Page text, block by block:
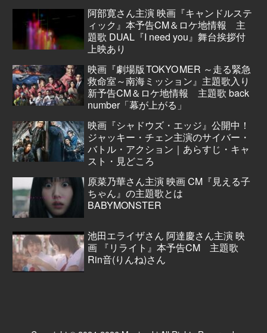
阿部寛さん主演 映画『キャンドルステ
ィック』本予告CM＆ロケ地情報 主
題歌 DUAL『I need you』舞台挨拶付
上映あり
映画『劇場版 TOKYO MER ～走る緊急
救命室～南海ミッション』主題歌入り
新予告CM＆ロケ地情報 主題歌 back
number「幕が上がる」
映画『シャドウズ・エッジ』公開中！
ジャッキー・チェン主演のサイバー・
バトル・アクション｜あらすじ・キャ
スト・見どころ
原菜乃華さん主演 映画 CM『見える子
ちゃん』の主題歌とは
BABYMONSTER
池田エライザさん 阿達慶さん主演 映
画 『リライト』本予告CM 主題歌
Rin音(りんね)さん